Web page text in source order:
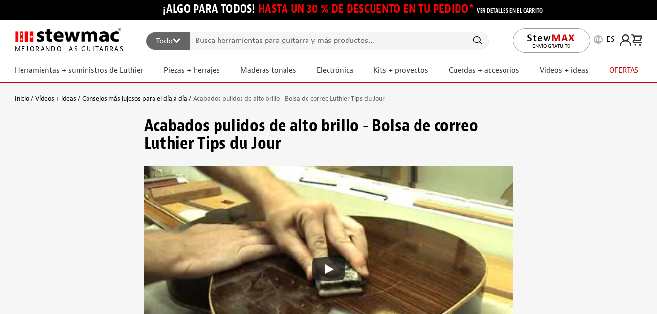
¡ALGO PARA TODOS! HASTA UN 30 % DE DESCUENTO EN TU PEDIDO*VER DETALLES EN EL CARRITO
MEJORANDO LAS GUITARRAS
Todo
ENVÍO GRATUITO
ES
Herramientas + suministros de Luthier Piezas + herrajes Maderas tonales Electrónica Kits + proyectos Cuerdas + accesorios Vídeos + ideas OFERTAS
Inicio Vídeos + ideas Consejos más lujosos para el día a día Acabados pulidos de alto brillo - Bolsa de correo Luthier Tips du Jour
Acabados pulidos de alto brillo - Bolsa de correo
Luthier Tips du Jour